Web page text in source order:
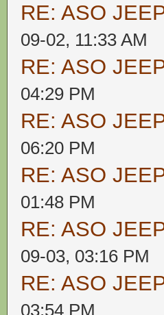
RE: ASO
09-02, 11:33 AM
RE: ASO
04:29 PM
RE: ASO
06:20 PM
RE: ASO
01:48 PM
RE: ASO
09-03, 03:16 PM
RE: ASO
03:54 PM